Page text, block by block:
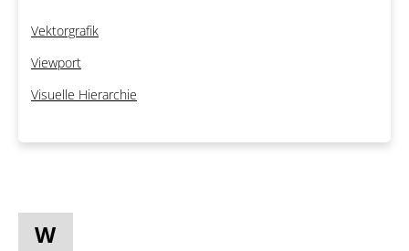
Vektorgrafik
Viewport
Visuelle Hierarchie
W